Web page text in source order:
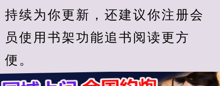
持续为你更新，还建议你注册会
员使用书架功能追书阅读更方
便。